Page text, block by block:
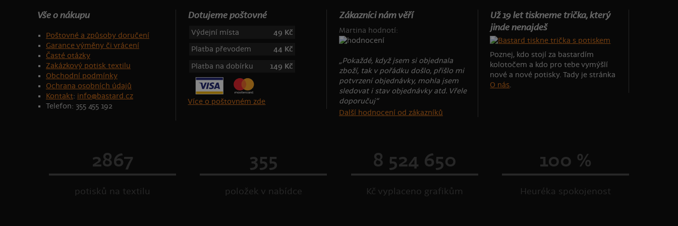
Vše o nákupu
Poštovné a způsoby doručení
Garance výměny či vrácení
Časté otázky
Zakázkový potisk textilu
Obchodní podmínky
Ochrana osobních údajů
Kontakt: info@bastard.cz
Telefon: 355 455 192
Dotujeme poštovné
Výdejní místa
49 Kč
Platba převodem
44 Kč
Platba na dobírku
149 Kč
Více o poštovném zde
Zákazníci nám věří
Martina hodnotí:
„Pokaždé, když jsem si objednala
zboží, tak v pořádku došlo, přišlo mi
potvrzení objednávky, mohla jsem
sledovat i stav objednávky atd. Vřele
doporučuj“
Další hodnocení od zákazníků
Už 19 let tiskneme trička, který
jinde nenajdeš
Poznej, kdo stojí za bastardím
kolotočem a kdo pro tebe vymýšlí
nové a nové potisky. Tady je stránka
O nás.
2867
potisků na textilu
355
položek v nabídce
8 524 650
Kč vyplaceno grafikům
100 %
Heuréka spokojenost